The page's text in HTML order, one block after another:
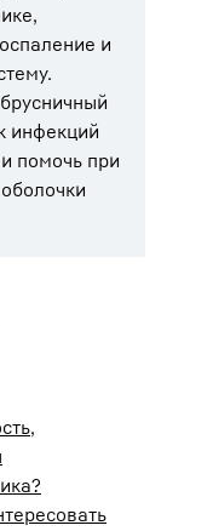
и
инфекций
помочь при